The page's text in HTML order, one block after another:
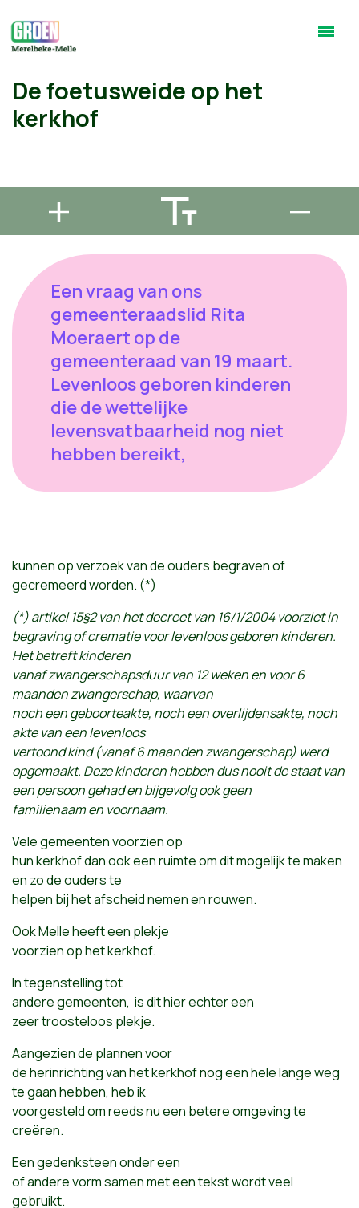
De foetusweide op het
kerkhof
Een vraag van ons
gemeenteraadslid Rita
Moeraert op de
gemeenteraad van 19 maart.
Levenloos geboren kinderen
die de wettelijke
levensvatbaarheid nog niet
hebben bereikt,
kunnen op verzoek van de ouders begraven of
gecremeerd worden. (*)
(*) artikel 15§2 van het decreet van 16/1/2004 voorziet in
begraving of crematie voor levenloos geboren kinderen.
Het betreft kinderen
vanaf zwangerschapsduur van 12 weken en voor 6
maanden zwangerschap, waarvan
noch een geboorteakte, noch een overlijdensakte, noch
akte van een levenloos
vertoond kind (vanaf 6 maanden zwangerschap) werd
opgemaakt. Deze kinderen hebben dus nooit de staat van
een persoon gehad en bijgevolg ook geen
familienaam en voornaam.
Vele gemeenten voorzien op
hun kerkhof dan ook een ruimte om dit mogelijk te maken
en zo de ouders te
helpen bij het afscheid nemen en rouwen.
Ook Melle heeft een plekje
voorzien op het kerkhof.
In tegenstelling tot
andere gemeenten, is dit hier echter een
zeer troosteloos plekje.
Aangezien de plannen voor
de herinrichting van het kerkhof nog een hele lange weg
te gaan hebben, heb ik
voorgesteld om reeds nu een betere omgeving te
creëren.
Een gedenksteen onder een
of andere vorm samen met een tekst wordt veel
gebruikt.